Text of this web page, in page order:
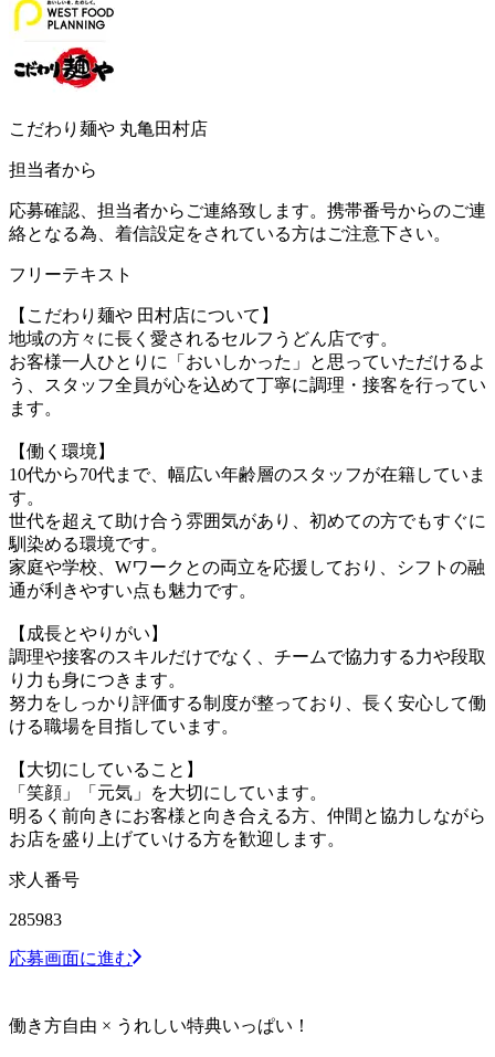
こだわり麺や 丸亀田村店
担当者から
応募確認、担当者からご連絡致します。携帯番号からのご連
絡となる為、着信設定をされている方はご注意下さい。
フリーテキスト
【こだわり麺や 田村店について】
地域の方々に長く愛されるセルフうどん店です。
お客様一人ひとりに「おいしかった」と思っていただけるよ
う、スタッフ全員が心を込めて丁寧に調理・接客を行ってい
ます。
【働く環境】
10代から70代まで、幅広い年齢層のスタッフが在籍していま
す。
世代を超えて助け合う雰囲気があり、初めての方でもすぐに
馴染める環境です。
家庭や学校、Wワークとの両立を応援しており、シフトの融
通が利きやすい点も魅力です。
【成長とやりがい】
調理や接客のスキルだけでなく、チームで協力する力や段取
り力も身につきます。
努力をしっかり評価する制度が整っており、長く安心して働
ける職場を目指しています。
【大切にしていること】
「笑顔」「元気」を大切にしています。
明るく前向きにお客様と向き合える方、仲間と協力しながら
お店を盛り上げていける方を歓迎します。
求人番号
285983
応募画面に進む
働き方自由 × うれしい特典いっぱい！